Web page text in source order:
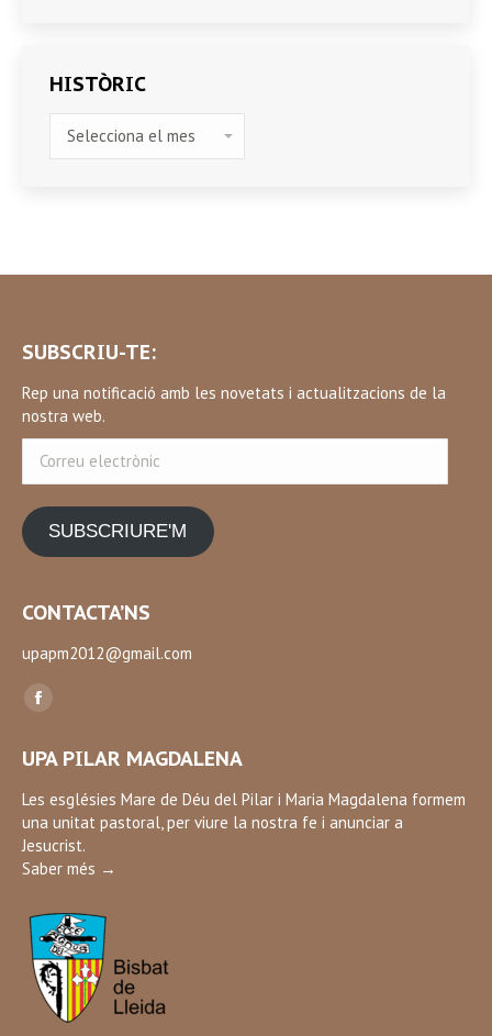
HISTÒRIC
SUBSCRIU-TE:
Rep una notificació amb les novetats i actualitzacions de la
nostra web.
electrònic
SUBSCRIURE'M
CONTACTA’NS
upapm2012@gmail.com
Find us on:
Facebook
opens
in
new
window
UPA PILAR MAGDALENA
Les esglésies Mare de Déu del Pilar i Maria Magdalena formem
una unitat pastoral, per viure la nostra fe i anunciar a
Jesucrist.
Saber més →